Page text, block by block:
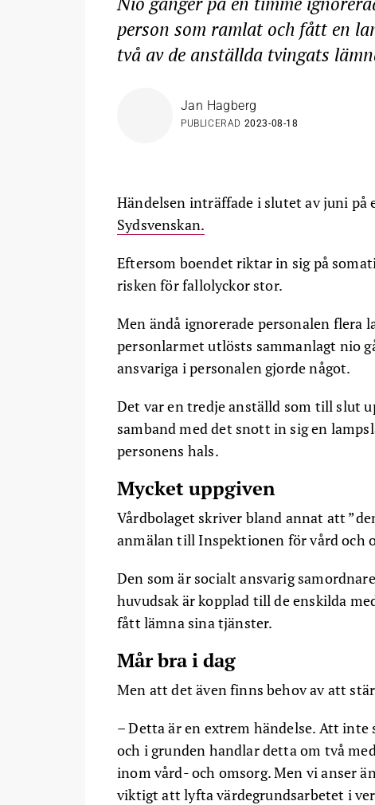
person som ramlat och fått en
två av de anställda tvingats
Jan Hagberg
PUBLICERAD 2023-08-18
Händelsen inträffade i slutet av juni på
Sydsvenskan.
Eftersom boendet riktar in sig på
risken för fallolyckor stor.
Men ändå ignorerade personalen flera
personlarmet utlösts sammanlagt nio
ansvariga i personalen gjorde något.
Det var en tredje anställd som till slut
samband med det snott in sig en
personens hals.
Mycket uppgiven
Vårdbolaget skriver bland annat att
anmälan till Inspektionen för vård och
Den som är socialt ansvarig
huvudsak är kopplad till de enskilda
fått lämna sina tjänster.
Mår bra i dag
Men att det även finns behov av att
– Detta är en extrem händelse. Att inte
och i grunden handlar detta om två
inom vård- och omsorg. Men vi anser
viktigt att lyfta värdegrundsarbetet i